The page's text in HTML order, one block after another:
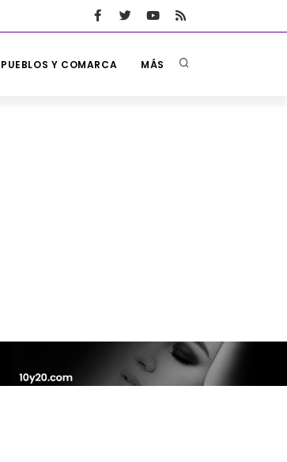
PUEBLOS Y COMARCA MÁS